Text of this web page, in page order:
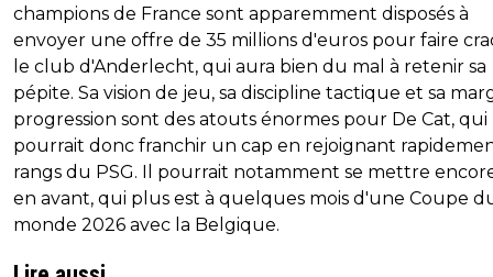
champions de France sont apparemment disposés à
envoyer une offre de 35 millions d'euros pour faire
le club d'Anderlecht, qui aura bien du mal à retenir sa
pépite. Sa vision de jeu, sa discipline tactique et sa
progression sont des atouts énormes pour De Cat, qui
pourrait donc franchir un cap en rejoignant
rangs du PSG. Il pourrait notamment se mettre
en avant, qui plus est à quelques mois d'une Coupe
monde 2026 avec la Belgique.